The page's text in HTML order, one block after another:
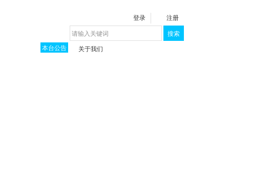
登录
注册
搜索
本台公告
关于我们